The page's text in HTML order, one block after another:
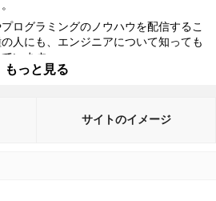
ログラミングのノウハウを配信するこ
人にも、エンジニアについて知っても
います。
れぞれの会社で求められる能力に触れ
もっと見る
サイトのイメージ